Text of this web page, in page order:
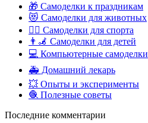
🎁 Самоделки к праздникам
😻 Самоделки для животных
🏋️‍♀️ Самоделки для спорта
👨‍🦼 Самоделки для детей
💻 Компьютерные самоделки
🚑 Домашний лекарь
💥 Опыты и эксперименты
🧶 Полезные советы
Последние комментарии